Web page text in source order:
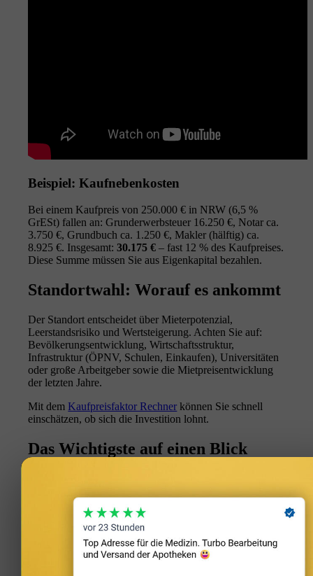
Beispiel: Kaufnebenkosten
Bei einem Kaufpreis von 250.000 € in NRW (6,5 %
GrESt) fallen an: Grunderwerbsteuer 16.250 €, Notar ca.
3.750 €, Grundbuch ca. 1.250 €, Makler (hälftig) ca.
8.925 €. Insgesamt:30.175 € – fast 12 % des Kaufpreises.
Diese Summe müssen Sie aus Eigenkapital bezahlen.
Standortwahl: Worauf es ankommt
Der Standort entscheidet über Mieterpotenzial,
Leerstandsrisiko und Wertsteigerung. Achten Sie auf:
Bevölkerungsentwicklung, Wirtschaftsstruktur,
Infrastruktur (ÖPNV, Schulen, Einkaufen), Universitäten
oder große Arbeitgeber sowie die Mietpreisentwicklung
der letzten Jahre.
Mit dem Kaufpreisfaktor Rechner können Sie schnell
einschätzen, ob sich die Investition lohnt.
Das Wichtigste auf einen Blick
vergleichen Sie mehrere Objekte. Der beste Deal ist nicht
immer der günstigste Kaufpreis – sondern das
Gesamtpaket aus Lage, Zustand, Finanzierung und
persönlicher Lebenssituation.